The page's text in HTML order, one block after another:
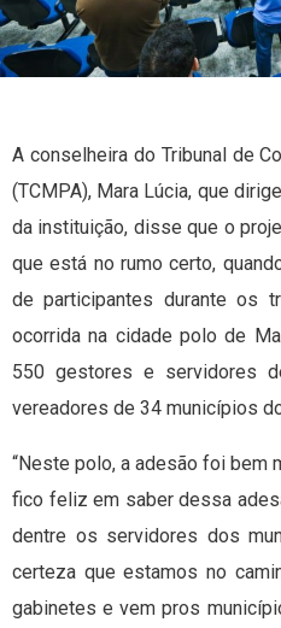
A conselheira do Tribunal de
(TCMPA), Mara Lúcia, que
da instituição, disse que o
que está no rumo certo,
de participantes durante os
ocorrida na cidade polo de
550 gestores e servidores
vereadores de 34 municípios
“Neste polo, a adesão foi bem
fico feliz em saber dessa
dentre os servidores dos
certeza que estamos no
gabinetes e vem pros